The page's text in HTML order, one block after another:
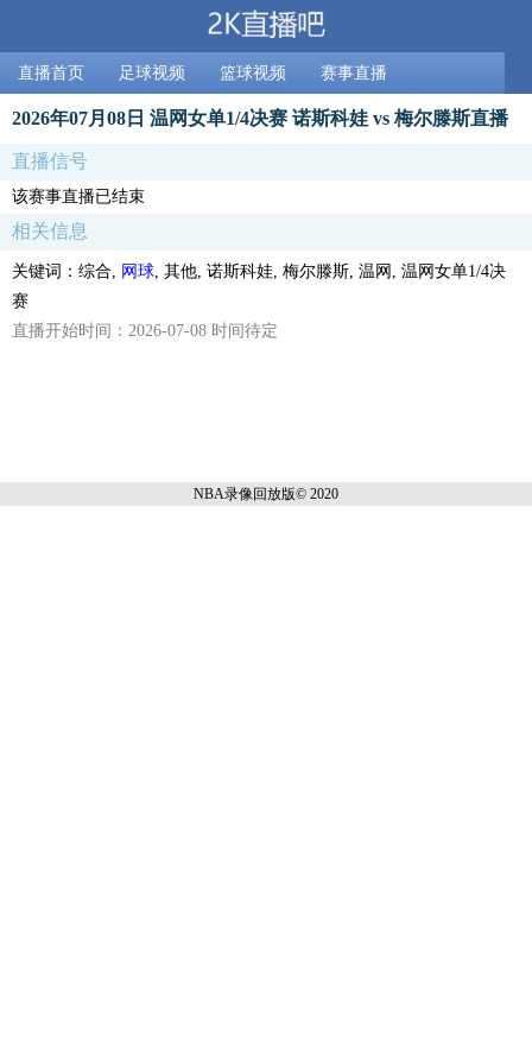
直播首页 足球视频 篮球视频 赛事直播
2026年07月08日 温网女单1/4决赛 诺斯科娃 vs 梅尔滕斯直播
直播信号
该赛事直播已结束
相关信息
关键词：综合, 网球 , 其他, 诺斯科娃, 梅尔滕斯, 温网, 温网女单1/4决
赛
直播开始时间：2026-07-08 时间待定
NBA录像回放版© 2020